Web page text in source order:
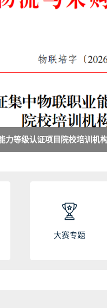
力等级认证项目院校培训机
大赛专题